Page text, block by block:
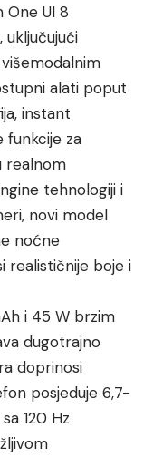
One UI 8
uključujući
alati poput
instant
funkcije za
realnom
tehnologiji i
novi model
noćne
realističnije boje i
i 45 W brzim
dugotrajno
doprinosi
posjeduje 6,7-
120 Hz